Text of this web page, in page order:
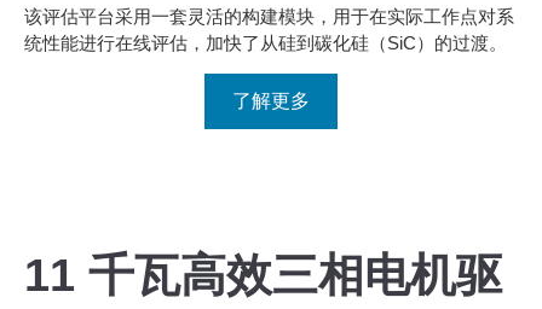
该评估平台采用一套灵活的构建模块，用于在实际工作点对系
统性能进行在线评估，加快了从硅到碳化硅（SiC）的过渡。
了解更多
11 千瓦高效三相电机驱